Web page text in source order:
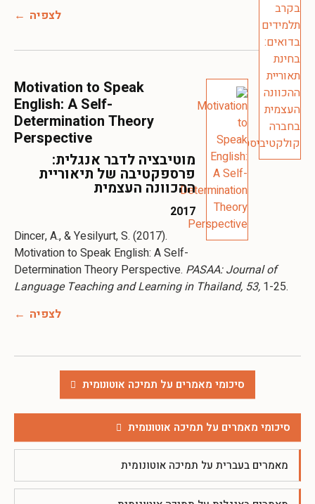
סיכומי מאמרים על תמיכה אוטונומית
מאמרים בעברית על תמיכה אוטונומית
לצפיה
Motivation to Speak
English: A Self-
Determination Theory
Perspective
מוטיבציה לדבר אנגלית:
פרספקטיבה של תיאוריית
ההכוונה העצמית
2017
Dincer, A., & Yesilyurt, S. (2017).
Motivation to Speak English: A Self-
Determination Theory Perspective. PASAA: Journal of
Language Teaching and Learning in Thailand, 53, 1-25.
לצפיה
סיכומי מאמרים על תמיכה אוטונומית